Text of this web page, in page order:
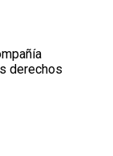
derechos